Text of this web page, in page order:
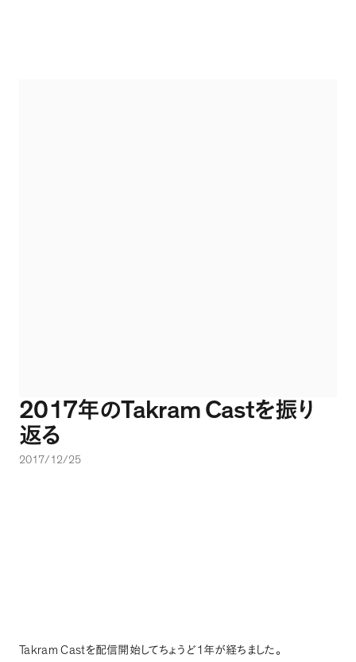
2017年のTakram Castを振り
返る
2017/12/25
Takram Castを配信開始してちょうど 1 年が経ちました。